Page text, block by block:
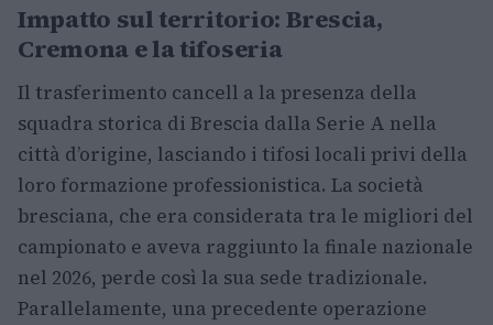
Impatto sul territorio: Brescia,
Cremona e la tifoseria
Il trasferimento cancell a la presenza della
squadra storica di Brescia dalla Serie A nella
città d’origine, lasciando i tifosi locali privi della
loro formazione professionistica. La società
bresciana, che era considerata tra le migliori del
campionato e aveva raggiunto la finale nazionale
nel 2026, perde così la sua sede tradizionale.
Parallelamente, una precedente operazione